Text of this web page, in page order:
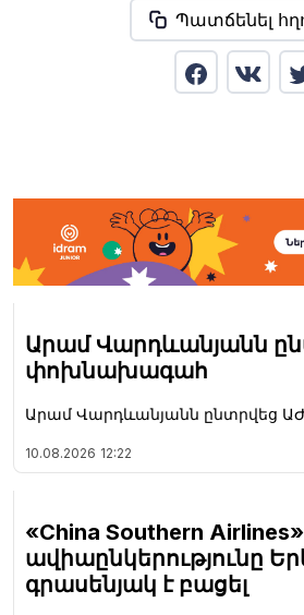
Պատճենել
Արամ Վարդևանյանն
փոխնախագահ
Արամ Վարդևանյանն ընտրվեց
10.08.2026 12:22
«China Southern Airlines»
ավիաընկերությունը
գրասենյակ է բացել